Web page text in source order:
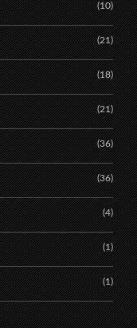
(10)
(21)
(18)
(21)
(36)
(36)
(4)
(1)
(1)